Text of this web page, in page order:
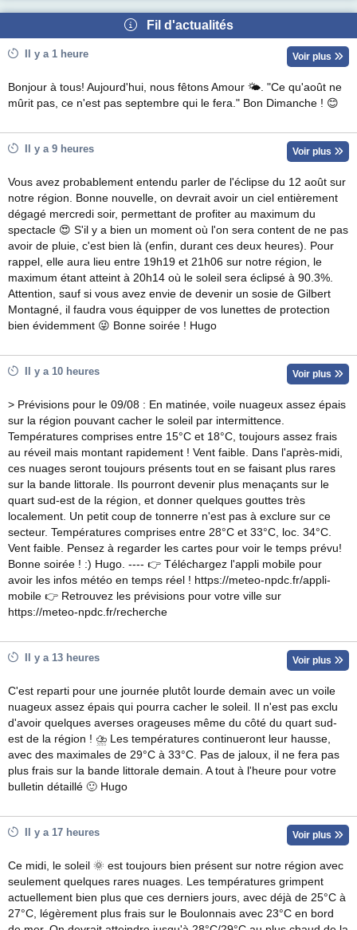
Fil d'actualités
Il y a 1 heure Voir plus
Bonjour à tous! Aujourd'hui, nous fêtons Amour 🌤. "Ce qu'août ne
mûrit pas, ce n'est pas septembre qui le fera." Bon Dimanche ! 😊
Il y a 9 heures Voir plus
Vous avez probablement entendu parler de l'éclipse du 12 août sur
notre région. Bonne nouvelle, on devrait avoir un ciel entièrement
dégagé mercredi soir, permettant de profiter au maximum du
spectacle 😍 S'il y a bien un moment où l'on sera content de ne pas
avoir de pluie, c'est bien là (enfin, durant ces deux heures). Pour
rappel, elle aura lieu entre 19h19 et 21h06 sur notre région, le
maximum étant atteint à 20h14 où le soleil sera éclipsé à 90.3%.
Attention, sauf si vous avez envie de devenir un sosie de Gilbert
Montagné, il faudra vous équipper de vos lunettes de protection
bien évidemment 😜 Bonne soirée ! Hugo
Il y a 10 heures Voir plus
> Prévisions pour le 09/08 : En matinée, voile nuageux assez épais
sur la région pouvant cacher le soleil par intermittence.
Températures comprises entre 15°C et 18°C, toujours assez frais
au réveil mais montant rapidement ! Vent faible. Dans l'après-midi,
ces nuages seront toujours présents tout en se faisant plus rares
sur la bande littorale. Ils pourront devenir plus menaçants sur le
quart sud-est de la région, et donner quelques gouttes très
localement. Un petit coup de tonnerre n'est pas à exclure sur ce
secteur. Températures comprises entre 28°C et 33°C, loc. 34°C.
Vent faible. Pensez à regarder les cartes pour voir le temps prévu!
Bonne soirée ! :) Hugo. ---- 👉 Téléchargez l'appli mobile pour
avoir les infos météo en temps réel ! https://meteo-npdc.fr/appli-
mobile 👉 Retrouvez les prévisions pour votre ville sur
https://meteo-npdc.fr/recherche
Il y a 13 heures Voir plus
C'est reparti pour une journée plutôt lourde demain avec un voile
nuageux assez épais qui pourra cacher le soleil. Il n'est pas exclu
d'avoir quelques averses orageuses même du côté du quart sud-
est de la région ! ⛈ Les températures continueront leur hausse,
avec des maximales de 29°C à 33°C. Pas de jaloux, il ne fera pas
plus frais sur la bande littorale demain. A tout à l'heure pour votre
bulletin détaillé 🙂 Hugo
Il y a 17 heures Voir plus
Ce midi, le soleil 🌞 est toujours bien présent sur notre région avec
seulement quelques rares nuages. Les températures grimpent
actuellement bien plus que ces derniers jours, avec déjà de 25°C à
27°C, légèrement plus frais sur le Boulonnais avec 23°C en bord